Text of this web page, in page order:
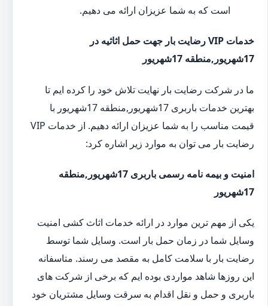
است که به شما عزیزان ارائه می دهیم.
خدمات VIP رضایت بار جهت حمل اثاثیه در
17شهریور,منطقه 17شهریور
ما در شرکت رضایت بار نهایت تلاش خود را کرده ایم تا
بهترین خدمات باربری 17شهریور,منطقه 17شهریور با
قیمت مناسب را به شما عزیزان ارائه دهیم. از خدمات VIP
رضایت بار می توان به موارد زیر اشاره کرد:
امنیت و بیمه نامه رسمی باربری 17شهریور,منطقه
17شهریور
یکی از مهم ترین موارد در ارائه خدمات اثاث کشی امنیت
وسایل شما در زمان حمل بار است. وسایل شما توسط
رضایت بار با سلامت کامل به مقصد می رسند. متاسفانه
این روزها شاهد مواردی بوده ایم که برخی از شرکت های
باربری و حمل و نقل اقدام به سرقت وسایل مشتریان خود